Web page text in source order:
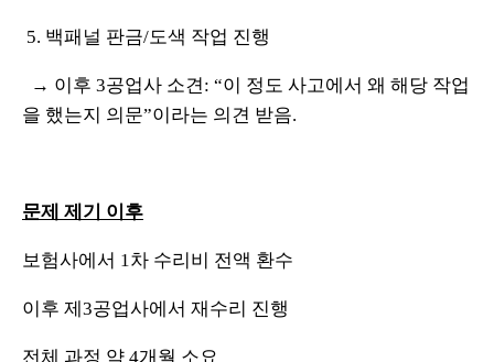
5. 백패널 판금/도색 작업 진행
→ 이후 3공업사 소견: “이 정도 사고에서 왜 해당 작업
을 했는지 의문”이라는 의견 받음.
문제 제기 이후
보험사에서 1차 수리비 전액 환수
이후 제3공업사에서 재수리 진행
전체 과정 약 4개월 소요